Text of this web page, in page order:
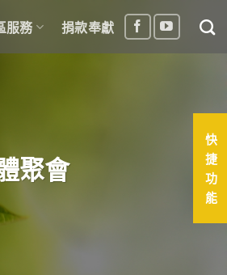
服務 捐款奉獻
聚會
快
捷
功
能